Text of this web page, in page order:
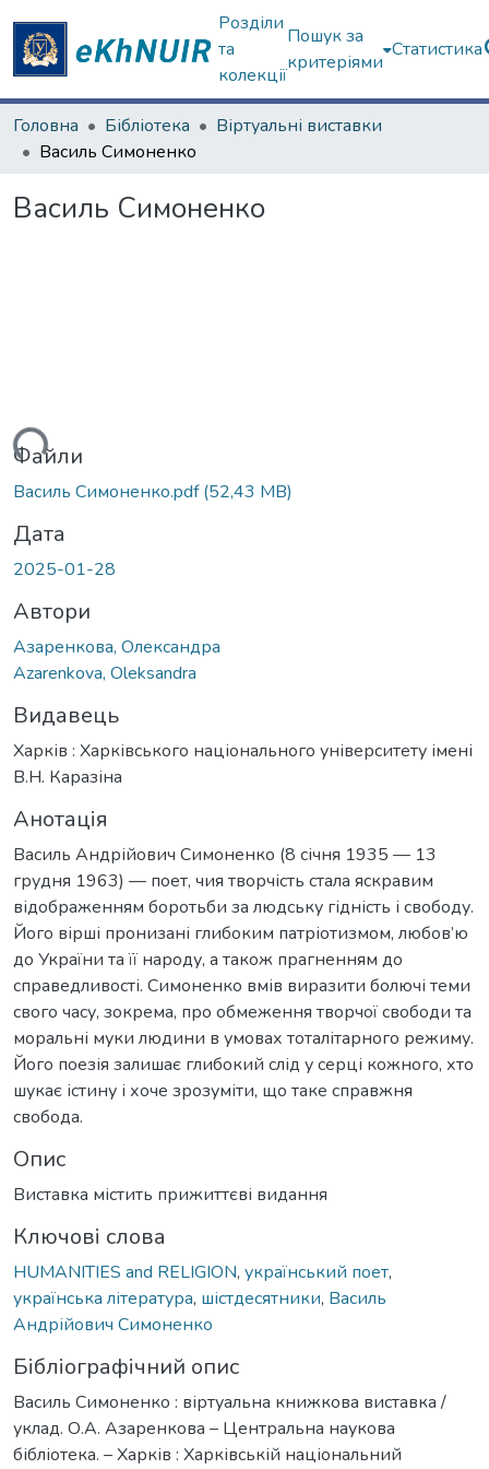
Розділи
та
колекції
Пошук за
критеріями
Статистика
Головна Бібліотека
Віртуальні виставки
Василь Симоненко
Василь Симоненко
Файли
Василь Симоненко.pdf(52,43 MB)
Дата
2025-01-28
Автори
Азаренкова, Олександра
Azarenkova, Oleksandra
Видавець
Харків : Харківського національного університету імені
В.Н. Каразіна
Анотація
Василь Андрійович Симоненко (8 січня 1935 — 13
грудня 1963) — поет, чия творчість стала яскравим
відображенням боротьби за людську гідність і свободу.
Його вірші пронизані глибоким патріотизмом, любов’ю
до України та її народу, а також прагненням до
справедливості. Симоненко вмів виразити болючі теми
свого часу, зокрема, про обмеження творчої свободи та
моральні муки людини в умовах тоталітарного режиму.
Його поезія залишає глибокий слід у серці кожного, хто
шукає істину і хоче зрозуміти, що таке справжня
свобода.
Опис
Виставка містить прижиттєві видання
Ключові слова
HUMANITIES and RELIGION, український поет,
українська література, шістдесятники, Василь
Андрійович Симоненко
Бібліографічний опис
Василь Симоненко : віртуальна книжкова виставка /
уклад. О.А. Азаренкова – Центральна наукова
бібліотека. – Харків : Харківській національний